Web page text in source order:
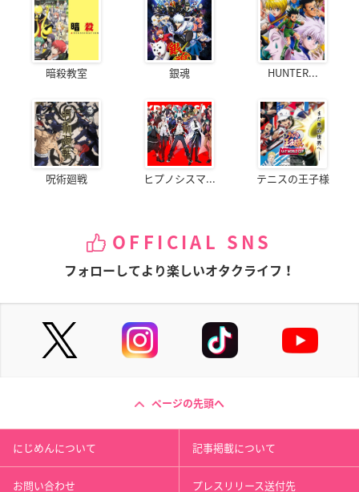
暗殺教室 銀魂 HUNTER...
呪術廻戦 ヒプノシスマ... テニスの王子様
OFFICIAL SNS
フォローしてより楽しいオタクライフ！
ページの先頭へ
にじめんについて 記事掲載について
お問い合わせ プレスリリース送付先